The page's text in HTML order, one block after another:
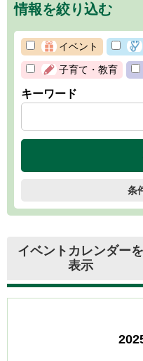
情報を絞り込む
イベント
子育て・教育
キーワード
条
イベントカレンダーを
表示